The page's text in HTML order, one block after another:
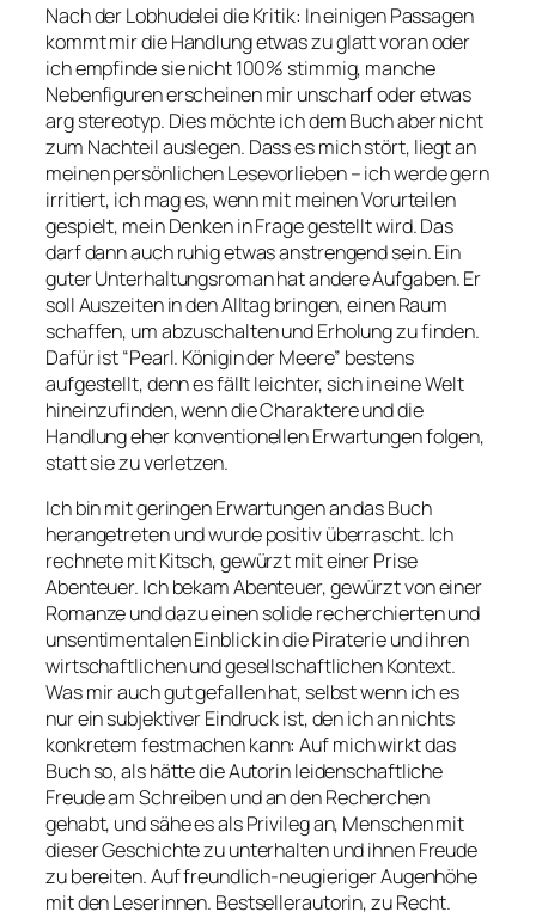
Nach der Lobhudelei die Kritik: In einigen Passagen
kommt mir die Handlung etwas zu glatt voran oder
ich empfinde sie nicht 100% stimmig, manche
Nebenfiguren erscheinen mir unscharf oder etwas
arg stereotyp. Dies möchte ich dem Buch aber nicht
zum Nachteil auslegen. Dass es mich stört, liegt an
meinen persönlichen Lesevorlieben – ich werde gern
irritiert, ich mag es, wenn mit meinen Vorurteilen
gespielt, mein Denken in Frage gestellt wird. Das
darf dann auch ruhig etwas anstrengend sein. Ein
guter Unterhaltungsroman hat andere Aufgaben. Er
soll Auszeiten in den Alltag bringen, einen Raum
schaffen, um abzuschalten und Erholung zu finden.
Dafür ist “Pearl. Königin der Meere” bestens
aufgestellt, denn es fällt leichter, sich in eine Welt
hineinzufinden, wenn die Charaktere und die
Handlung eher konventionellen Erwartungen folgen,
statt sie zu verletzen.
Ich bin mit geringen Erwartungen an das Buch
herangetreten und wurde positiv überrascht. Ich
rechnete mit Kitsch, gewürzt mit einer Prise
Abenteuer. Ich bekam Abenteuer, gewürzt von einer
Romanze und dazu einen solide recherchierten und
unsentimentalen Einblick in die Piraterie und ihren
wirtschaftlichen und gesellschaftlichen Kontext.
Was mir auch gut gefallen hat, selbst wenn ich es
nur ein subjektiver Eindruck ist, den ich an nichts
konkretem festmachen kann: Auf mich wirkt das
Buch so, als hätte die Autorin leidenschaftliche
Freude am Schreiben und an den Recherchen
gehabt, und sähe es als Privileg an, Menschen mit
dieser Geschichte zu unterhalten und ihnen Freude
zu bereiten. Auf freundlich-neugieriger Augenhöhe
mit den Leserinnen. Bestsellerautorin, zu Recht.